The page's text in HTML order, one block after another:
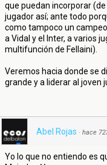
que puedan incorporar
jugador así; ante todo
como tampoco un
a Vidal y el Inter, a varios
multifunción de Fellaini).
Veremos hacia donde se
grande y a liderar al joven
Abel Rojas · hace
Yo lo que no entiendo es